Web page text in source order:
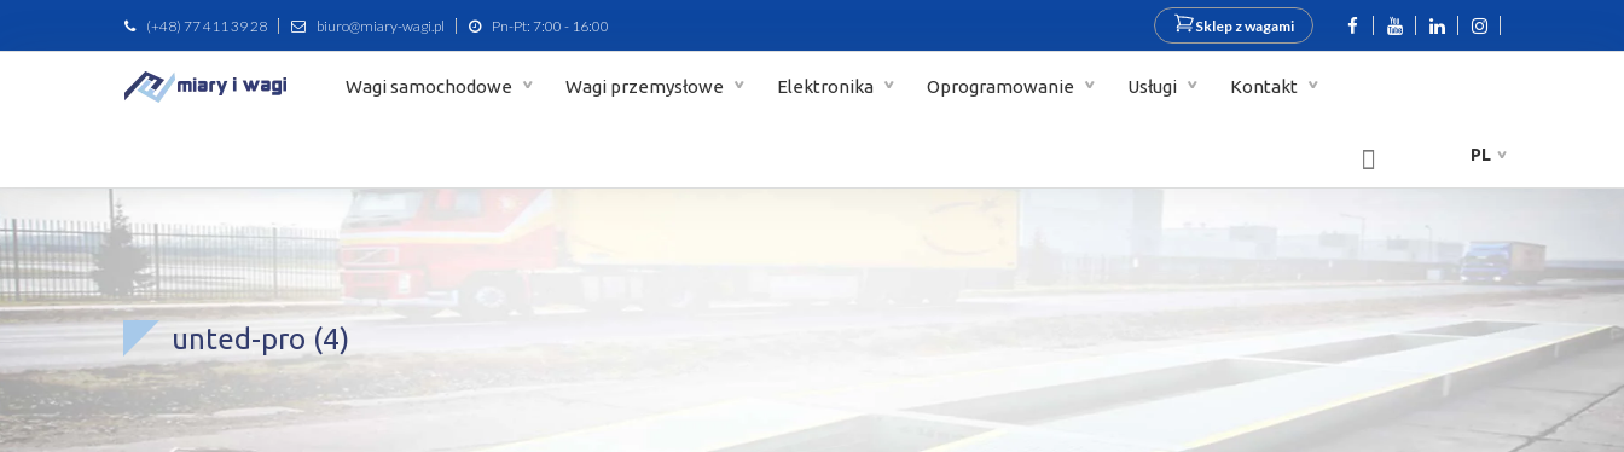
(+48) 77 411 39 28 biuro@miary-wagi.pl Pn-Pt: 7:00 - 16:00 Sklep z wagami
Wagi samochodowe Wagi przemysłowe Elektronika Oprogramowanie Usługi Kontakt
PL
unted-pro (4)